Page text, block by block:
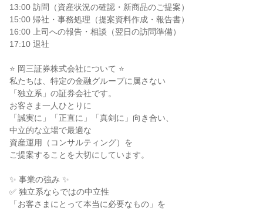
13:00 訪問（資産状況の確認・新商品のご提案）
15:00 帰社・事務処理（提案資料作成・報告書）
16:00 上司への報告・相談（翌日の訪問準備）
17:10 退社
⭐ 岡三証券株式会社について ⭐
私たちは、特定の金融グループに属さない
「独立系」の証券会社です。
お客さま一人ひとりに
「誠実に」「正直に」「真剣に」向き合い、
中立的な立場で最適な
資産運用（コンサルティング）を
ご提案することを大切にしています。
✨ 事業の強み ✨
✅ 独立系ならではの中立性
「お客さまにとって本当に必要なもの」を